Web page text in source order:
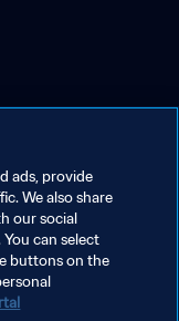
ads, provide
We also share
our social
can select
buttons on the